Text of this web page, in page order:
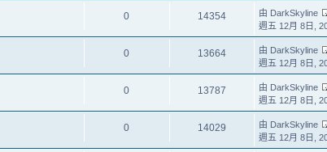
0 14354
由 DarkSkyline
週五 12月 8日,
0 13664
由 DarkSkyline
週五 12月 8日,
0 13787
由 DarkSkyline
週五 12月 8日,
0 14029
由 DarkSkyline
週五 12月 8日,